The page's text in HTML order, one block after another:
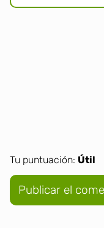
Tu puntuación: Útil